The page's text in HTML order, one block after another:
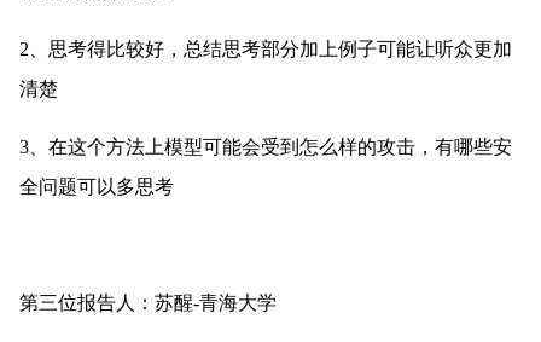
2、思考得比较好，总结思考部分加上例子可能让听众更加
清楚
3、在这个方法上模型可能会受到怎么样的攻击，有哪些安
全问题可以多思考
第三位报告人：苏醒-青海大学